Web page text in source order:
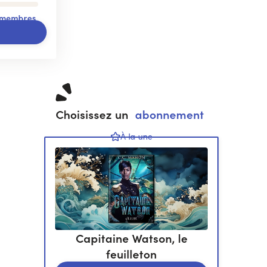
Choisissez un abonnement
À la une
Capitaine Watson, le
feuilleton